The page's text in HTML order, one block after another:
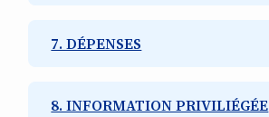
7. DÉPENSES
8. INFORMATION PRIVILIÉGÉE